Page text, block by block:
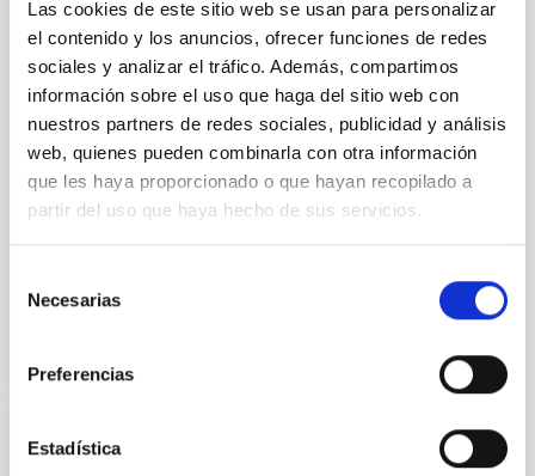
Las cookies de este sitio web se usan para personalizar
el contenido y los anuncios, ofrecer funciones de redes
sociales y analizar el tráfico. Además, compartimos
información sobre el uso que haga del sitio web con
nuestros partners de redes sociales, publicidad y análisis
web, quienes pueden combinarla con otra información
que les haya proporcionado o que hayan recopilado a
partir del uso que haya hecho de sus servicios.
Necesarias
Preferencias
Estadística
Observatorio del Roque de los Muchachos
entre el IAC y el TMT International
Observatory LLC
Regular las condiciones para la instalación del TMT
en el ORM, su futura operación y, cuando así se
decida de mutuo acuerdo, su demolición, retirada y
restauración del emplazamiento
Acuerdo entre el IAC y GRANTECAN para